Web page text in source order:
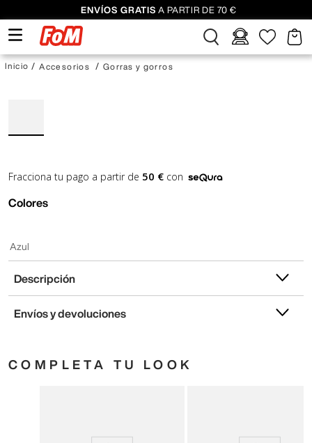
ENVÍOS GRATIS A PARTIR DE 70 €
Accesorios Gorras y gorros
Fracciona tu pago a partir de 50 € con
Colores
Azul
Descripción
Envíos y devoluciones
COMPLETA TU LOOK